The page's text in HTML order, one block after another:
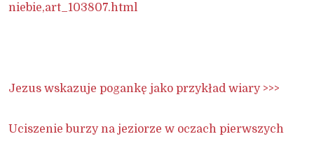
niebie,art_103807.html
Jezus wskazuje pogankę jako przykład wiary >>>
Uciszenie burzy na jeziorze w oczach pierwszych